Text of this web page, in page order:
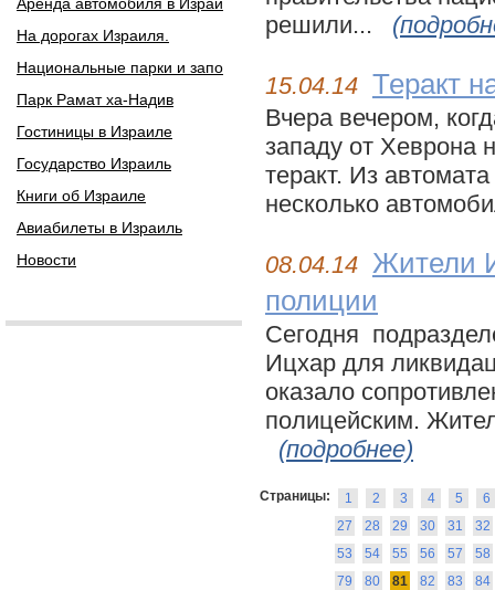
На дорогах Израиля.
Национальные парки и запо
Парк Рамат ха-Надив
Гостиницы в Израиле
Государство Израиль
Книги об Израиле
Авиабилеты в Израиль
Новости
решили...
15.04.14 Теракт
Вчера вечером,
западу от Хеврона
теракт. Из
несколько
08.04.14 Жители
полиции
Сегодня
Ицхар для
оказало
полицейским.
(подробнее)
Страницы: 1 2 3 4 5
6
27
28 29 30 31
32
53
54 55 56 57
58
79
80 81 82 83
84